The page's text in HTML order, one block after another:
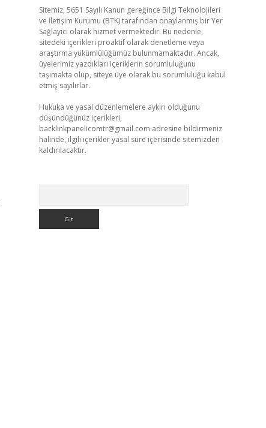
Sitemiz, 5651 Sayılı Kanun gereğince Bilgi Teknolojileri
ve İletişim Kurumu (BTK) tarafından onaylanmış bir Yer
Sağlayıcı olarak hizmet vermektedir. Bu nedenle,
sitedeki içerikleri proaktif olarak denetleme veya
araştırma yükümlülüğümüz bulunmamaktadır. Ancak,
üyelerimiz yazdıkları içeriklerin sorumluluğunu
taşımakta olup, siteye üye olarak bu sorumluluğu kabul
etmiş sayılırlar.
Hukuka ve yasal düzenlemelere aykırı olduğunu
düşündüğünüz içerikleri,
backlinkpanelicomtr@gmail.com adresine bildirmeniz
halinde, ilgili içerikler yasal süre içerisinde sitemizden
kaldırılacaktır.